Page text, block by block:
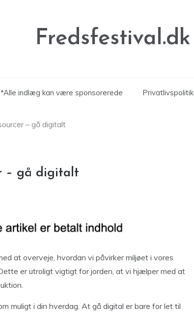
Fredsfestival.dk
*Alle indlæg kan være sponsorerede Privatlivspolitik
– gå digitalt
– gå digitalt
at overveje, hvordan vi påvirker miljøet i vores
er utroligt vigtigt for jorden, at vi hjælper med at
muligt i din hverdag. At gå digital er bare for let til